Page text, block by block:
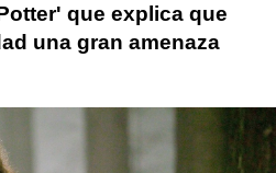
que explica que
una gran amenaza
harry potter Jude Law